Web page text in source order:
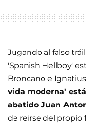
Jugando al falso
'Spanish Hellboy'
Broncano e
vida moderna'
abatido Juan
de reírse del propio